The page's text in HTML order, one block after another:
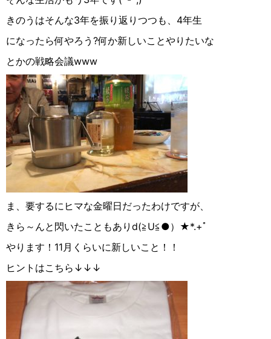
きのうはそんな3年を振り返りつつも、4年生
になったら何やろう?何か新しいことやりたいな
とかの戦略会議www
ま、要するにヒマな金曜日だったわけですが、
きら～んと閃いたこともありd(≧︎U≦︎●︎）★︎*.+ﾟ
やります！11月くらいに新しいこと！！
ヒントはこちら↓↓↓